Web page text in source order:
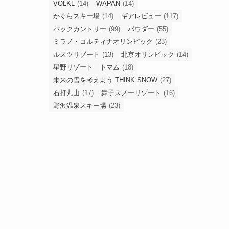
VÖLKL
(14) WAPAN (14)
かぐらスキー場 (14) ギアレビュー (117)
バックカントリー (99) パウダー (55)
ミラノ・コルティナオリンピック (23)
ルスツリゾート (13) 北京オリンピック (14)
星野リゾート トマム (18)
未来の雪を考えよう THINK SNOW (27)
石打丸山 (17) 舞子スノーリゾート (16)
野沢温泉スキー場 (23)